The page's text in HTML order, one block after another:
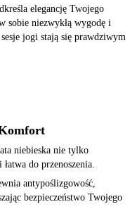
elegancję Twojego
sobie niezwykłą wygodę i
jogi stają się prawdziwym
niebieska nie tylko
do przenoszenia.
antypoślizgowość,
bezpieczeństwo Twojego